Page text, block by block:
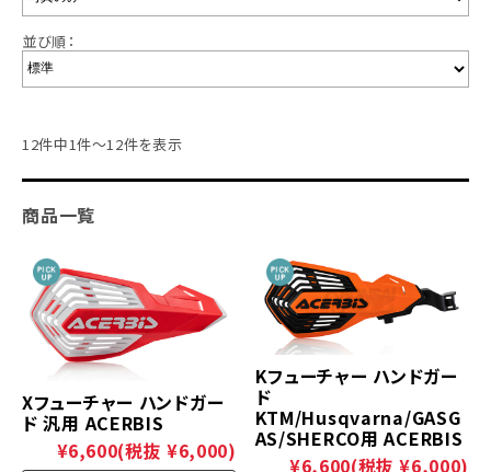
並び順：
12件中1件～12件を表示
商品一覧
Xフューチャー ハンドガー
ド 汎用 ACERBIS
¥6,600(税抜 ¥6,000)
Kフューチャー ハンドガー
ド
KTM/Husqvarna/GASG
AS/SHERCO用 ACERBIS
¥6,600(税抜 ¥6,000)